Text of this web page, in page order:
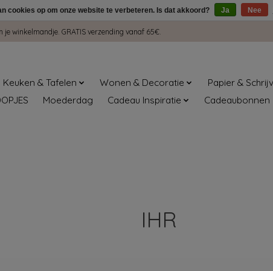
winkelmandje. GRATIS verzending vanaf 65€.
Keuken & Tafelen Wonen & Decoratie Papier &
Moederdag Cadeau Inspiratie Cadeaubonnen
IHR
cookies op om onze website te verbeteren. Is dat akkoord? Ja Nee